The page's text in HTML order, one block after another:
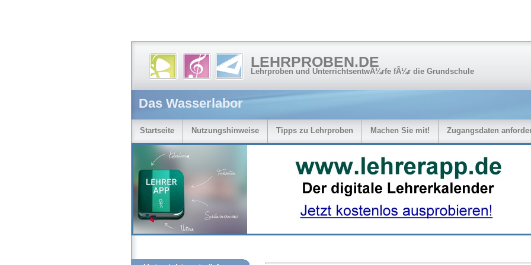
LEHRPROBEN.DE
Lehrproben und UnterrichtsentwÃ¼rfe fÃ¼r die Grundschule
Das Wasserlabor
Startseite Nutzungshinweise Tipps zu Lehrproben Machen Sie mit! Zugangsdaten